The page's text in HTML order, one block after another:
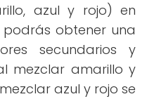
azul y rojo) en
obtener una
secundarios y
mezclar amarillo y
azul y rojo se